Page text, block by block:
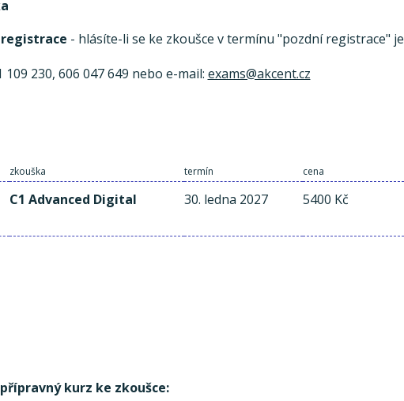
- hlásíte-li se ke zkoušce v termínu "pozdní registrace"
109 230, 606 047 649 nebo e-mail: exams@akcent.cz
zkouška termín cena
C1 Advanced Digital 30. ledna 2027 5400 Kč
kurz ke zkoušce: